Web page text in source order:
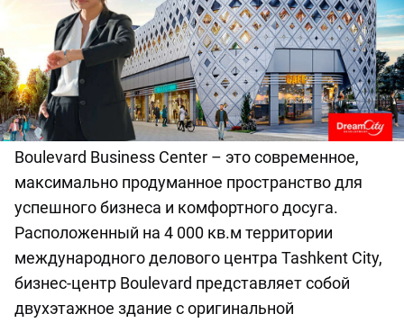
Boulevard Business Center – это современное,
максимально продуманное пространство для
успешного бизнеса и комфортного досуга.
Расположенный на 4 000 кв.м территории
международного делового центра Tashkent City,
бизнес-центр Boulevard представляет собой
двухэтажное здание с оригинальной